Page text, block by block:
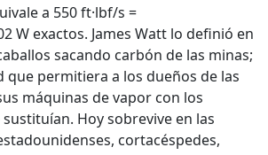
a 550 ft·lbf/s =
W exactos. James Watt lo definió en
sacando carbón de las minas;
que permitiera a los dueños de las
máquinas de vapor con los
Hoy sobrevive en las
cortacéspedes,